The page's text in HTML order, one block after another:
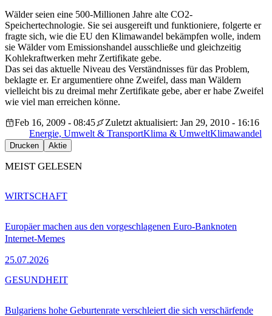
Wälder seien eine 500-Millionen Jahre alte CO2-
Speichertechnologie. Sie sei ausgereift und funktioniere, folgerte er
fragte sich, wie die EU den Klimawandel bekämpfen wolle, indem
sie Wälder vom Emissionshandel ausschließe und gleichzeitig
Kohlekraftwerken mehr Zertifikate gebe.
Das sei das aktuelle Niveau des Verständnisses für das Problem,
beklagte er. Er argumentiere ohne Zweifel, dass man Wäldern
vielleicht bis zu dreimal mehr Zertifikate gebe, aber er habe Zweifel
wie viel man erreichen könne.
Feb 16, 2009 - 08:45
Zuletzt aktualisiert: Jan 29, 2010 - 16:16
Energie, Umwelt & TransportKlima & UmweltKlimawandel
Drucken Aktie
MEIST GELESEN
Europäer machen aus den vorgeschlagenen Euro-Banknoten
Internet-Memes
25.07.2026
WIRTSCHAFT
Bulgariens hohe Geburtenrate verschleiert die sich verschärfende
GESUNDHEIT